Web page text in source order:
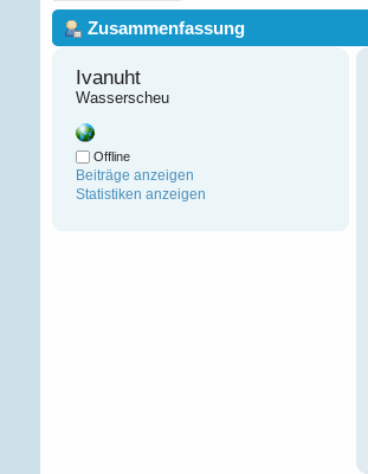
Zusammenfassung
Ivanuht
Wasserscheu
Offline
Beiträge anzeigen
Statistiken anzeigen